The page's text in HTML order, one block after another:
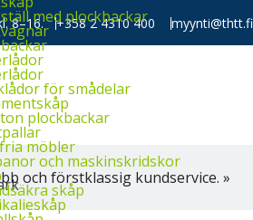
8–16. +358 2 4310 400 myynti@thtt.fi
med plockbackar
för smådelar
plockbackar
möbler
och maskinskridskor
skåp
och förstklassig kundservice. »